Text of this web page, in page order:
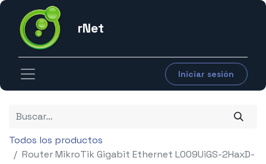
rNet
Iniciar sesión
Todos los productos
Router MikroTik Gigabit Ethernet L009UiGS-2HaxD-